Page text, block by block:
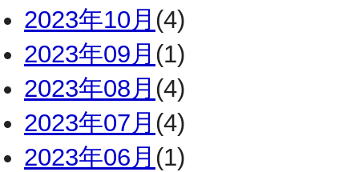
2023年10月 (4)
2023年09月 (1)
2023年08月 (4)
2023年07月 (4)
2023年06月 (1)